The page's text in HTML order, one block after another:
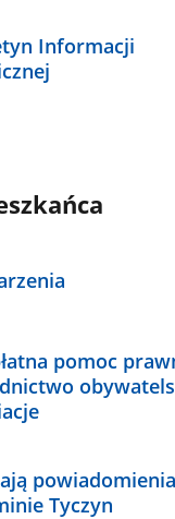
Informacji
pomoc
Tyczyn